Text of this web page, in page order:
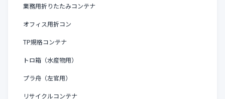
業務用折りたたみコンテナ
オフィス用折コン
TP規格コンテナ
トロ箱（水産物用）
プラ舟（左官用）
リサイクルコンテナ